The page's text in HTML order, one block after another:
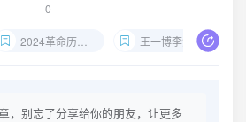
0
2024革命历史剧 王一博李沁新剧
，别忘了分享给你的朋友，让更多